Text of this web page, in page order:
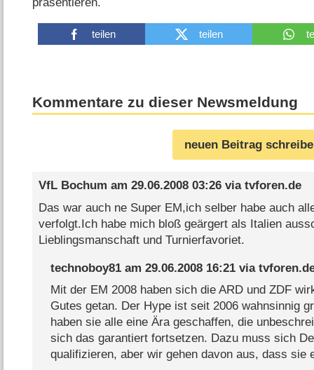
teilen teilen
Kommentare zu dieser Newsmeldung
neuen Beitrag
VfL Bochum am 29.06.2008 03:26via tvforen.de
Das war auch ne Super EM,ich selber habe auch
verfolgt.Ich habe mich bloß geärgert als Italien
Lieblingsmanschaft und Turnierfavoriet.
technoboy81am 29.06.2008 16:21via
Mit der EM 2008 haben sich die ARD und ZDF
Gutes getan. Der Hype ist seit 2006 wahnsinnig
haben sie alle eine Ära geschaffen, die
sich das garantiert fortsetzen. Dazu muss sich
qualifizieren, aber wir gehen davon aus, dass sie